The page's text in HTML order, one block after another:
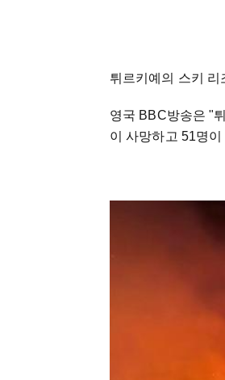
튀르키예의 스키
영국 BBC방송은 "
이 사망하고 51명